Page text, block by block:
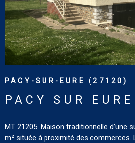
PACY-SUR-EURE (27120)
PACY SUR EURE
MT 21205. Maison traditionnelle d’une
m² située à proximité des commerces.